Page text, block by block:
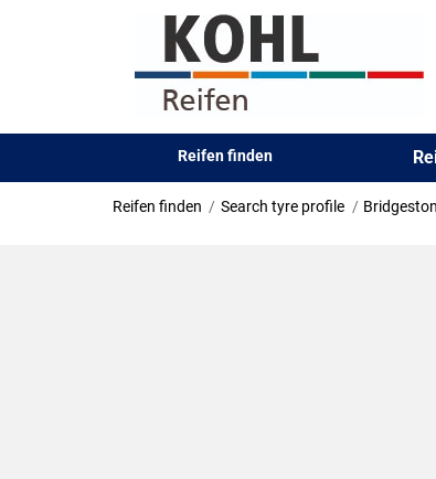
Reifen finden
Reifen finden Search tyre profile